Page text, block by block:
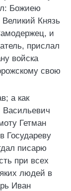
Божиею
Князь
и
прислал
войска
свою
а как
Васильевич
Гетман
Государеву
писарю
при всех
людей в
Иван